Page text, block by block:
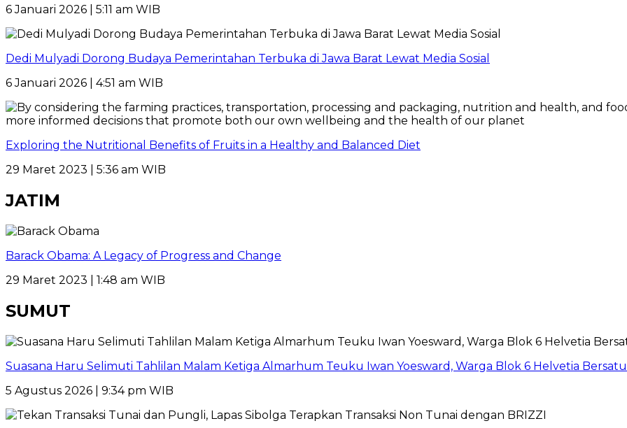
6 Januari 2026 | 5:11 am WIB
Dedi Mulyadi Dorong Budaya Pemerintahan Terbuka di Jawa Barat Lewat Media Sosial
6 Januari 2026 | 4:51 am WIB
Exploring the Nutritional Benefits of Fruits in a Healthy and Balanced Diet
29 Maret 2023 | 5:36 am WIB
JATIM
Barack Obama: A Legacy of Progress and Change
29 Maret 2023 | 1:48 am WIB
SUMUT
Suasana Haru Selimuti Tahlilan Malam Ketiga Almarhum Teuku Iwan Yoesward, Warga Blok 6 Helvetia
5 Agustus 2026 | 9:34 pm WIB